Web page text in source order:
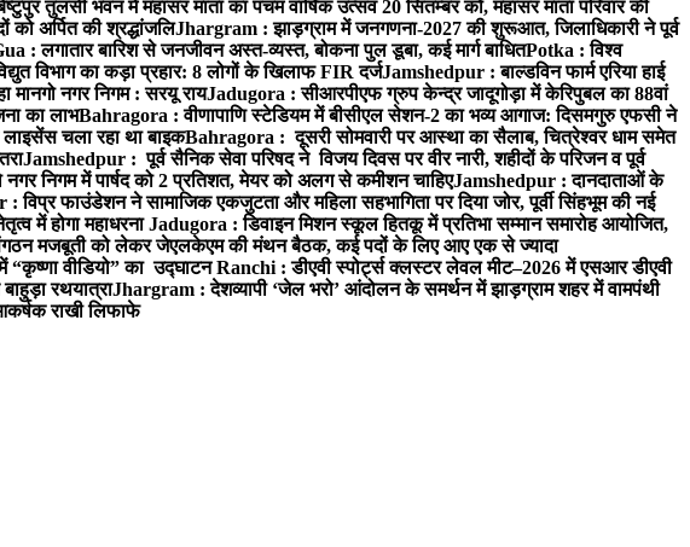
तुलसी भवन में महासर माता का पंचम वार्षिक उत्सव 20 सितम्बर को, महासर माता परिवार की
अर्पित की श्रद्धांजलिJhargram : झाड़ग्राम में जनगणना-2027 की शुरूआत, जिलाधिकारी ने पूर्व
: लगातार बारिश से जनजीवन अस्त-व्यस्त, बोकना पुल डूबा, कई मार्ग बाधितPotka : विश्व
विभाग का कड़ा प्रहार: 8 लोगों के खिलाफ FIR दर्जJamshedpur : बाल्डविन फार्म एरिया हाई
नगर निगम : सरयू रायJadugora : सीआरपीएफ ग्रुप केन्द्र जादूगोड़ा में केरिपुबल का 88वां
का लाभBahragora : वीणापाणि स्टेडियम में बीसीएल सेशन-2 का भव्य आगाज: दिसमगुरु एफसी ने
चला रहा था बाइकBahragora : दूसरी सोमवारी पर आस्था का सैलाब, चित्रेश्वर धाम समेत
Jamshedpur : पूर्व सैनिक सेवा परिषद ने विजय दिवस पर वीर नारी, शहीदों के परिजन व पूर्व
निगम में पार्षद को 2 प्रतिशत, मेयर को अलग से कमीशन चाहिएJamshedpur : दानदाताओं के
विप्र फाउंडेशन ने सामाजिक एकजुटता और महिला सहभागिता पर दिया जोर, पूर्वी सिंहभूम की नई
में होगा महाधरनाJadugora : डिवाइन मिशन स्कूल हितकू में प्रतिभा सम्मान समारोह आयोजित,
मजबूती को लेकर जेएलकेएम की मंथन बैठक, कई पदों के लिए आए एक से ज्यादा
“कृष्णा वीडियो” का उद्घाटनRanchi : डीएवी स्पोर्ट्स क्लस्टर लेवल मीट–2026 में एसआर डीएवी
रथयात्राJhargram : देशव्यापी ‘जेल भरो’ आंदोलन के समर्थन में झाड़ग्राम शहर में वामपंथी
राखी लिफाफे